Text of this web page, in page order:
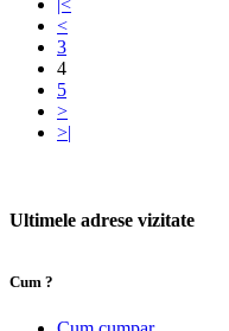
|<
<
3
4
5
>
>|
Ultimele adrese vizitate
Cum ?